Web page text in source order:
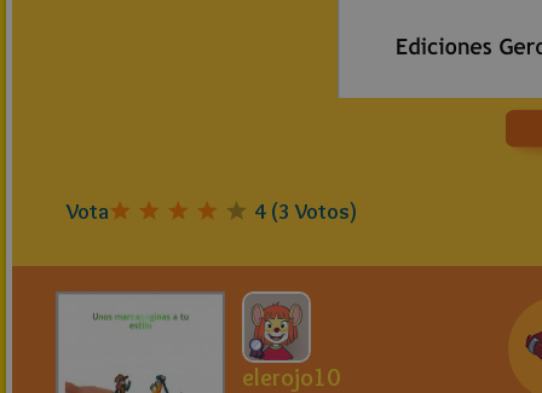
Vota 4 (3 Votos)
elerojo10